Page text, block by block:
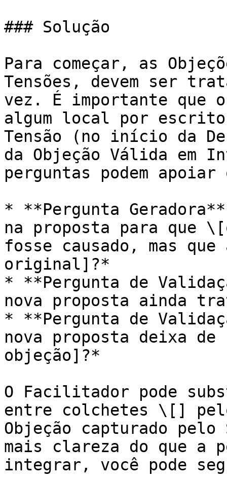
### Solução
Para começar, as
Tensões, devem ser
vez. É importante que
algum local por
Tensão (no início da
da Objeção Válida em
perguntas podem
* **Pergunta
na proposta para que
fosse causado, mas
original]?*
* **Pergunta de
nova proposta ainda
* **Pergunta de
nova proposta deixa
objeção]?*
O Facilitador pode
entre colchetes \[] pelo
Objeção capturado
mais clareza do que a
integrar, você pode